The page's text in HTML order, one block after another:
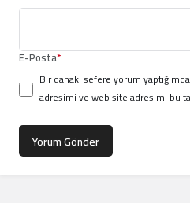
E-Posta*
Bir dahaki sefere yorum
adresimi ve web site adresimi bu
Yorum Gönder